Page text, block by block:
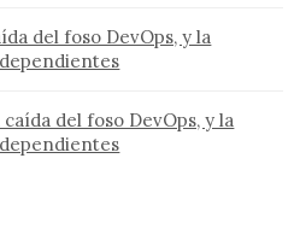
del foso DevOps, y la
caída del foso DevOps, y la